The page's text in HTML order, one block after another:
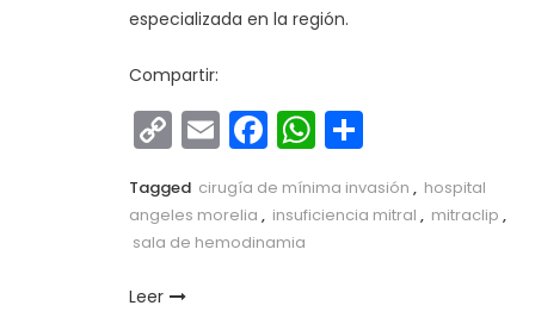
especializada en la región.
Compartir:
Copy
Link
EmailFacebook
WhatsApp
Tagged cirugía de mínima invasión , hospital
angeles morelia , insuficiencia mitral , mitraclip ,
sala de hemodinamia
Leer